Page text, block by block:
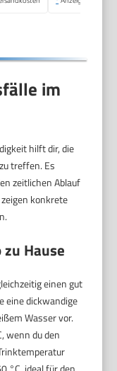
im
hilft dir, die
treffen. Es
zeitlichen Ablauf
konkrete
Hause
einen gut
eine dickwandige
Wasser vor.
wenn du den